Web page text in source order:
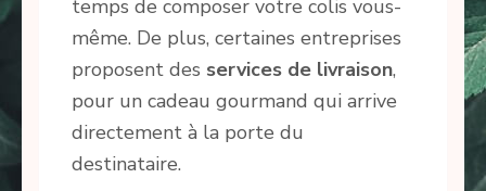
temps de composer votre colis vous-
même. De plus, certaines entreprises
proposent des services de livraison,
pour un cadeau gourmand qui arrive
directement à la porte du
destinataire.